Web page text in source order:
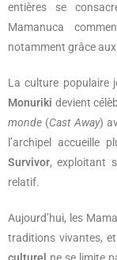
entières se
Mamanuca
notamment grâce
La culture populaire
Monuriki devient
monde (Cast Away)
l’archipel accueille
Survivor, exploitant
relatif.
Aujourd’hui, les
traditions vivantes,